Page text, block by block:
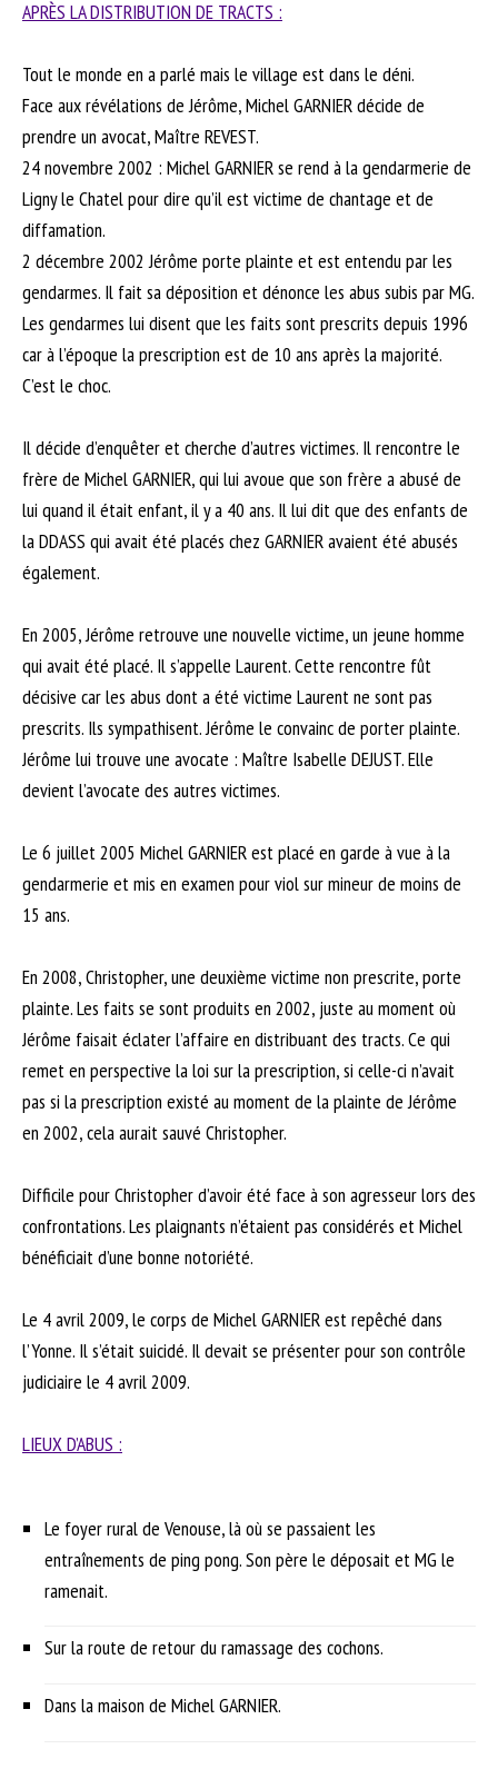
APRÈS LA DISTRIBUTION DE TRACTS :
Tout le monde en a parlé mais le village est dans le déni.
Face aux révélations de Jérôme, Michel GARNIER décide de
prendre un avocat, Maître REVEST.
24 novembre 2002 : Michel GARNIER se rend à la gendarmerie de
Ligny le Chatel pour dire qu’il est victime de chantage et de
diffamation.
2 décembre 2002 Jérôme porte plainte et est entendu par les
gendarmes. Il fait sa déposition et dénonce les abus subis par MG.
Les gendarmes lui disent que les faits sont prescrits depuis 1996
car à l’époque la prescription est de 10 ans après la majorité.
C’est le choc.
Il décide d’enquêter et cherche d’autres victimes. Il rencontre le
frère de Michel GARNIER, qui lui avoue que son frère a abusé de
lui quand il était enfant, il y a 40 ans. Il lui dit que des enfants de
la DDASS qui avait été placés chez GARNIER avaient été abusés
également.
En 2005, Jérôme retrouve une nouvelle victime, un jeune homme
qui avait été placé. Il s’appelle Laurent. Cette rencontre fût
décisive car les abus dont a été victime Laurent ne sont pas
prescrits. Ils sympathisent. Jérôme le convainc de porter plainte.
Jérôme lui trouve une avocate : Maître Isabelle DEJUST. Elle
devient l’avocate des autres victimes.
Le 6 juillet 2005 Michel GARNIER est placé en garde à vue à la
gendarmerie et mis en examen pour viol sur mineur de moins de
15 ans.
En 2008, Christopher, une deuxième victime non prescrite, porte
plainte. Les faits se sont produits en 2002, juste au moment où
Jérôme faisait éclater l’affaire en distribuant des tracts. Ce qui
remet en perspective la loi sur la prescription, si celle-ci n’avait
pas si la prescription existé au moment de la plainte de Jérôme
en 2002, cela aurait sauvé Christopher.
Difficile pour Christopher d’avoir été face à son agresseur lors des
confrontations. Les plaignants n’étaient pas considérés et Michel
bénéficiait d’une bonne notoriété.
Le 4 avril 2009, le corps de Michel GARNIER est repêché dans
l’Yonne. Il s’était suicidé. Il devait se présenter pour son contrôle
judiciaire le 4 avril 2009.
LIEUX D’ABUS :
Le foyer rural de Venouse, là où se passaient les
entraînements de ping pong. Son père le déposait et MG le
ramenait.
Sur la route de retour du ramassage des cochons.
Dans la maison de Michel GARNIER.